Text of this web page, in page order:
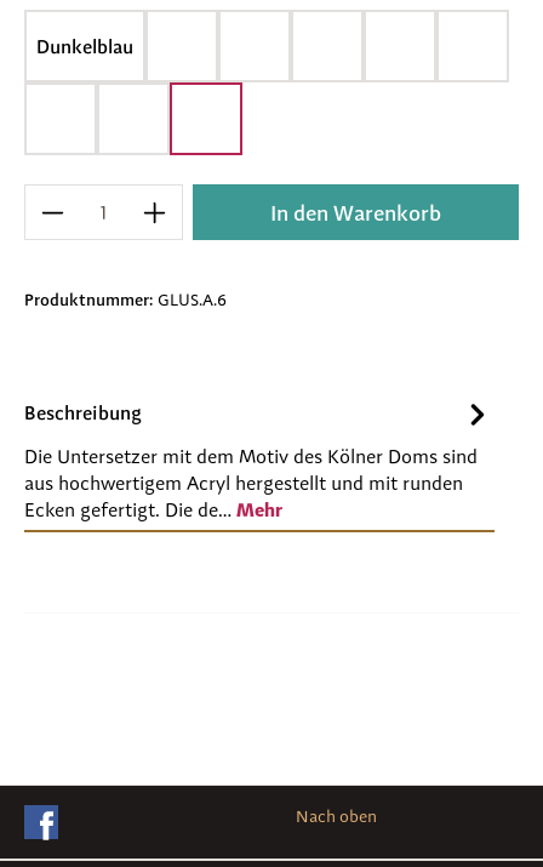
Dunkelblau
Produkt Anzahl: Gib den gewünschten
In den Warenkorb
Produktnummer: GLUS.A.6
Beschreibung
Die Untersetzer mit dem Motiv des Kölner Doms sind
aus hochwertigem Acryl hergestellt und mit runden
Ecken gefertigt. Die de… Mehr
Nach oben